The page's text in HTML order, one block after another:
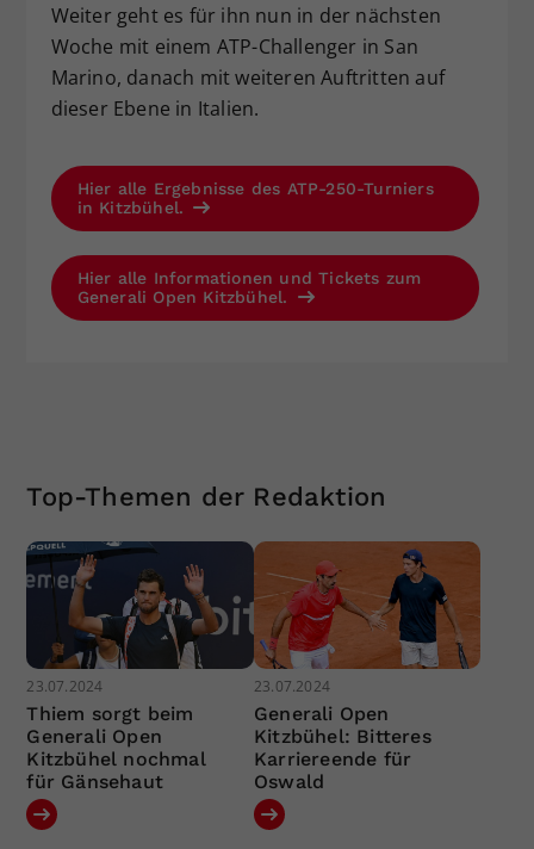
Weiter geht es für ihn nun in der nächsten
Woche mit einem ATP-Challenger in San
Marino, danach mit weiteren Auftritten auf
dieser Ebene in Italien.
Hier alle Ergebnisse des ATP-250-Turniers
in Kitzbühel.
Hier alle Informationen und Tickets zum
Generali Open Kitzbühel.
Top-Themen der Redaktion
23.07.2024
Thiem sorgt beim
Generali Open
Kitzbühel nochmal
für Gänsehaut
23.07.2024
Generali Open
Kitzbühel: Bitteres
Karriereende für
Oswald